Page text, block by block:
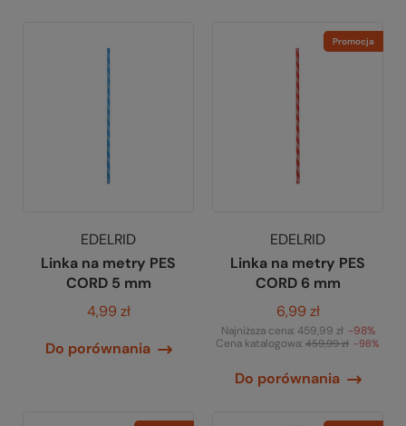
EDELRID
Linka na metry PES
CORD 5 mm
4,99 zł
Do porównania
Promocja
EDELRID
Linka na metry PES
CORD 6 mm
6,99 zł
Najniższa cena:459,99 zł -98%
Cena katalogowa: 459,99 zł -98%
Do porównania